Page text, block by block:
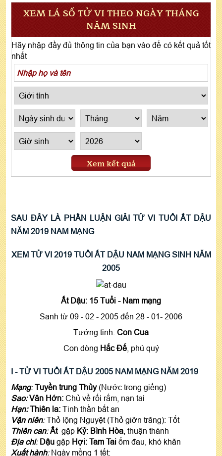
XEM LÁ SỐ TỬ VI THEO NGÀY THÁNG
NĂM SINH
Hãy nhập đầy đủ thông tin của bạn vào để có kết quả tốt
nhất
Xem kết quả
SAU ĐÂY LÀ PHẦN LUẬN GIẢI TỬ VI TUỔI ẤT DẬU
NĂM 2019 NAM MẠNG
XEM TỬ VI 2019 TUỔI ẤT DẬU NAM MẠNG SINH NĂM
2005
Ất Dậu: 15 Tuổi - Nam mạng
Sanh từ 09 - 02 - 2005 đến 28 - 01- 2006
Tướng tinh: Con Cua
Con dòng Hắc Đế, phú quý
I - TỬ VI TUỔI ẤT DẬU 2005 NAM MẠNG NĂM 2019
Mạng: Tuyền trung Thủy(Nước trong giếng)
Sao: Vân Hớn: Chủ về rối rắm, nạn tai
Hạn: Thiên la: Tinh thần bất an
Vận niên:Thỏ lộng Nguyệt (Thỏ giỡn trăng): Tốt
Thiên can:Ấtgặp Kỷ: Bình Hòa , thuận thành
Địa chi: Dậu gặp Hợi: Tam Tai ốm đau, khó khăn
Xuất hành: Ngày mồng 1 tết: